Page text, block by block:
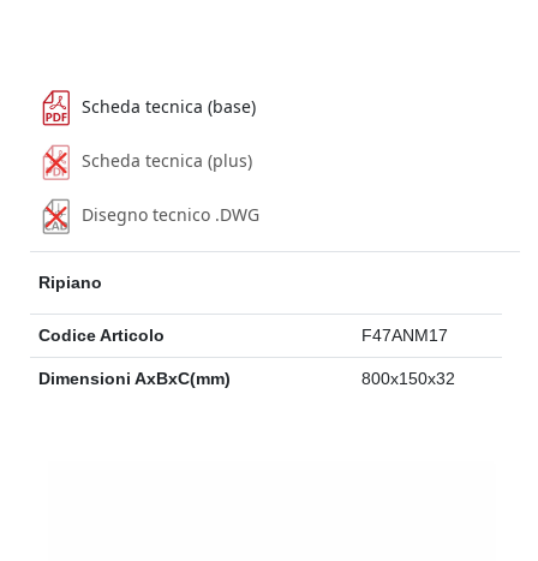
Scheda tecnica (base)
Scheda tecnica (plus)
Disegno tecnico .DWG
Ripiano
Codice Articolo F47ANM17
Dimensioni AxBxC(mm) 800x150x32